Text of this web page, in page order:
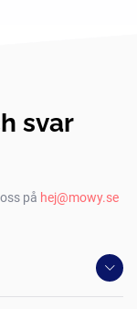
svar
på hej@mowy.se